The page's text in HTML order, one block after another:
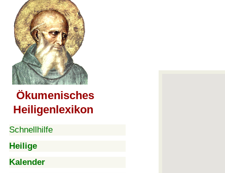
Ökumenisches
Heiligenlexikon
Schnellhilfe
Heilige
Kalender